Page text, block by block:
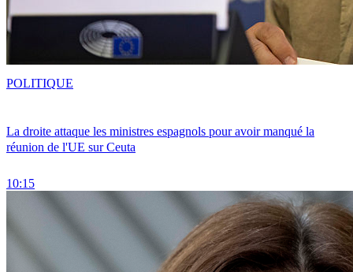
La droite attaque les ministres espagnols pour avoir manqué la
réunion de l'UE sur Ceuta
10:15
POLITIQUE